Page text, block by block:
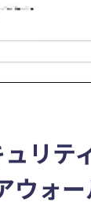
ュリテ
ウォ